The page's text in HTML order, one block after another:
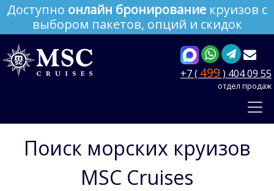
Доступно онлайн бронирование круизов с
выбором пакетов, опций и скидок
+7 ( 499 ) 404 09 55
отдел продаж
Поиск морских круизов
MSC Cruises